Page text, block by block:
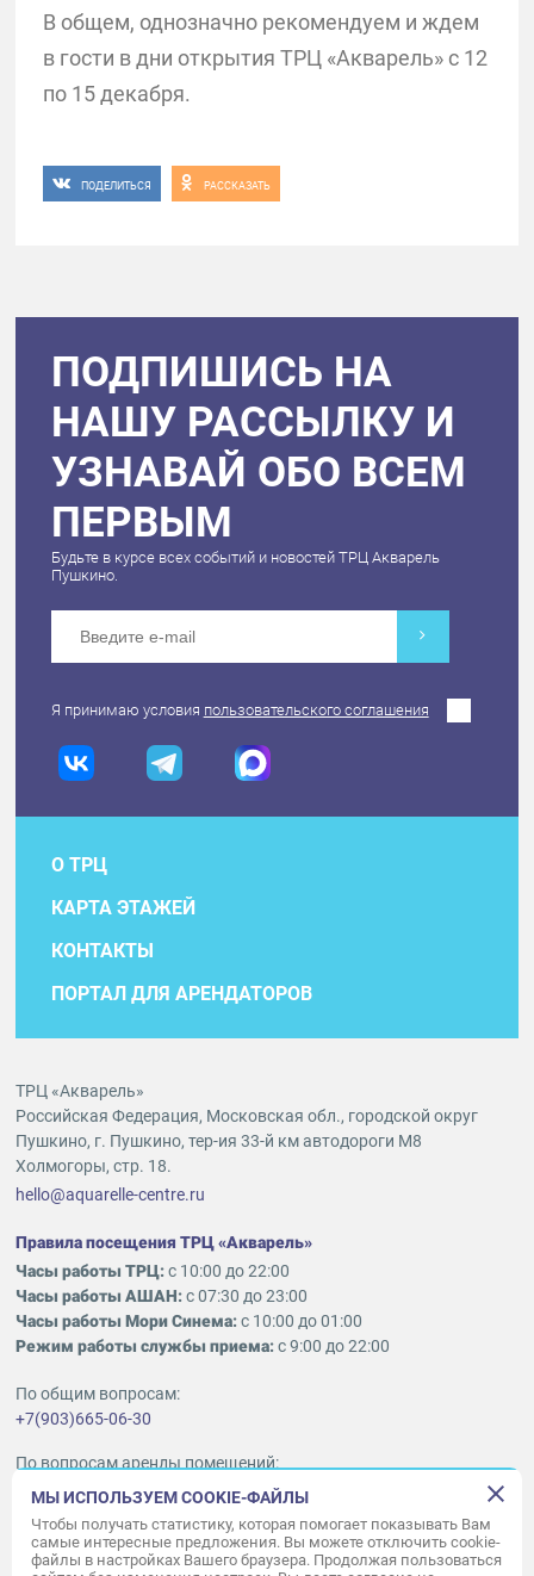
В общем, однозначно рекомендуем и ждем
в гости в дни открытия ТРЦ «Акварель» с 12
по 15 декабря.
ПОДЕЛИТЬСЯ РАССКАЗАТЬ
ПОДПИШИСЬ НА
НАШУ РАССЫЛКУ И
УЗНАВАЙ ОБО ВСЕМ
ПЕРВЫМ
Будьте в курсе всех событий и новостей ТРЦ Акварель
Пушкино.
Я принимаю условия пользовательского соглашения
О ТРЦ
КАРТА ЭТАЖЕЙ
КОНТАКТЫ
ПОРТАЛ ДЛЯ АРЕНДАТОРОВ
ТРЦ «Акварель»
Российская Федерация, Московская обл., городской округ
Пушкино, г. Пушкино, тер-ия 33-й км автодороги М8
Холмогоры, стр. 18.
hello@aquarelle-centre.ru
Правила посещения ТРЦ «Акварель»
Часы работы ТРЦ:с 10:00 до 22:00
Часы работы АШАН:с 07:30 до 23:00
Часы работы Мори Синема:с 10:00 до 01:00
Режим работы службы приема:с 9:00 до 22:00
По общим вопросам:
+7(903)665-06-30
По вопросам аренды помещений:
ukleykina@nhood.com
+7(903)665-98-78
© ООО «Акварель» 2010–2026.
МЫ ИСПОЛЬЗУЕМ COOKIE-ФАЙЛЫ
Чтобы получать статистику, которая помогает показывать Вам
самые интересные предложения. Вы можете отключить cookie-
файлы в настройках Вашего браузера. Продолжая пользоваться